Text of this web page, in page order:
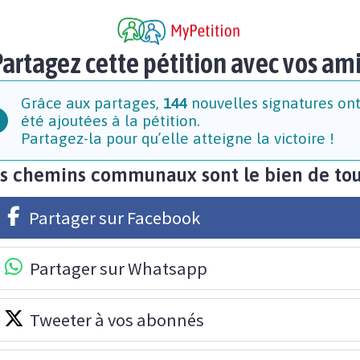
cette pétition avec vos
Grâce aux partages, 144nouvelles signatures ont
été ajoutées à la pétition.
Partagez-la pour qu’elle atteigne la victoire !
chemins communaux sont le bien de
Partager sur Facebook
Partager sur Whatsapp
Tweeter à vos abonnés